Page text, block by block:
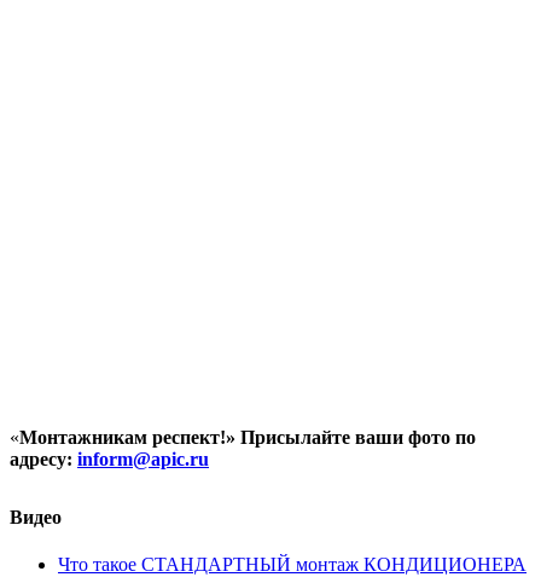
«Монтажникам респект!» Присылайте ваши фото по
адресу: inform@apic.ru
Видео
Что такое СТАНДАРТНЫЙ монтаж КОНДИЦИОНЕРА